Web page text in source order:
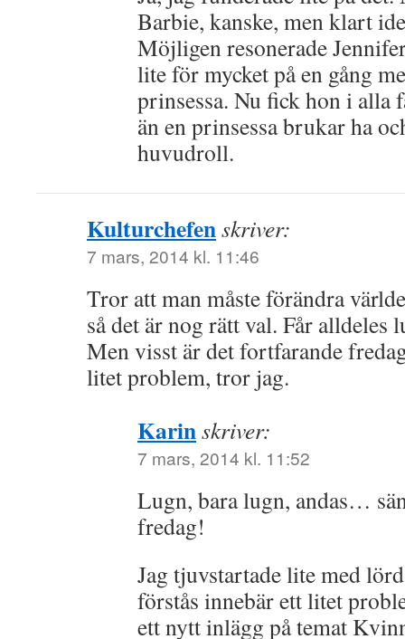
Barbie, kanske, men klart
Möjligen resonerade
lite för mycket på en gång
prinsessa. Nu fick hon i alla
än en prinsessa brukar ha
huvudroll.
Kulturchefenskriver:
7 mars, 2014 kl. 11:46
Tror att man måste förändra
så det är nog rätt val. Får alldeles
Men visst är det fortfarande
litet problem, tror jag.
Karinskriver:
7 mars, 2014 kl. 11:52
Lugn, bara lugn, andas…
fredag!
Jag tjuvstartade lite med
förstås innebär ett litet
ett nytt inlägg på temat